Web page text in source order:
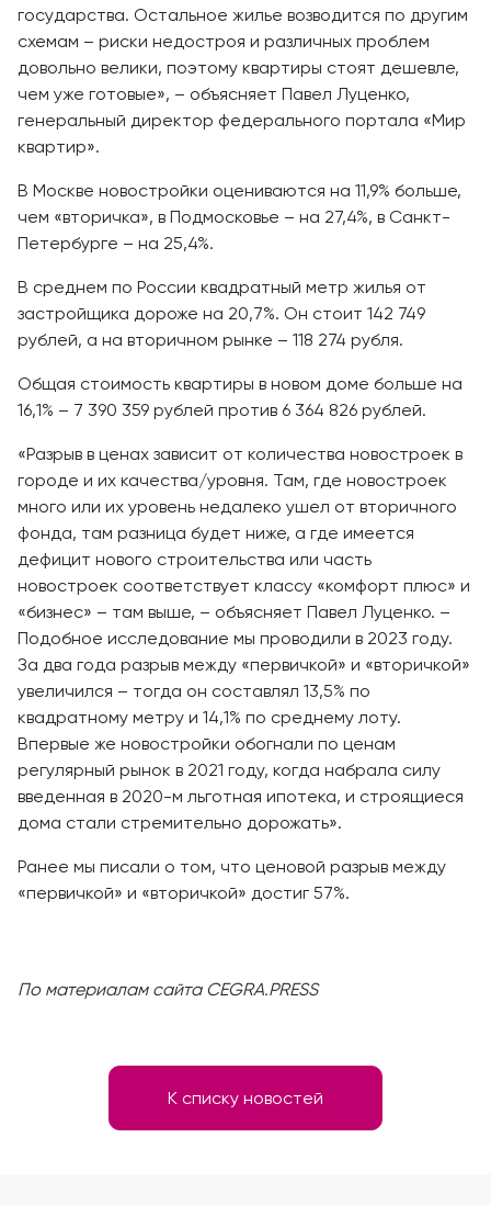
государства. Остальное жилье возводится по другим
схемам – риски недостроя и различных проблем
довольно велики, поэтому квартиры стоят дешевле,
чем уже готовые», – объясняет Павел Луценко,
генеральный директор федерального портала «Мир
квартир».
В Москве новостройки оцениваются на 11,9% больше,
чем «вторичка», в Подмосковье – на 27,4%, в Санкт-
Петербурге – на 25,4%.
В среднем по России квадратный метр жилья от
застройщика дороже на 20,7%. Он стоит 142 749
рублей, а на вторичном рынке – 118 274 рубля.
Общая стоимость квартиры в новом доме больше на
16,1% – 7 390 359 рублей против 6 364 826 рублей.
«Разрыв в ценах зависит от количества новостроек в
городе и их качества/уровня. Там, где новостроек
много или их уровень недалеко ушел от вторичного
фонда, там разница будет ниже, а где имеется
дефицит нового строительства или часть
новостроек соответствует классу «комфорт плюс» и
«бизнес» – там выше, – объясняет Павел Луценко. –
Подобное исследование мы проводили в 2023 году.
За два года разрыв между «первичкой» и «вторичкой»
увеличился – тогда он составлял 13,5% по
квадратному метру и 14,1% по среднему лоту.
Впервые же новостройки обогнали по ценам
регулярный рынок в 2021 году, когда набрала силу
введенная в 2020-м льготная ипотека, и строящиеся
дома стали стремительно дорожать».
Ранее мы писали о том, что ценовой разрыв между
«первичкой» и «вторичкой» достиг 57%.
По материалам сайта CEGRA.PRESS
К списку новостей